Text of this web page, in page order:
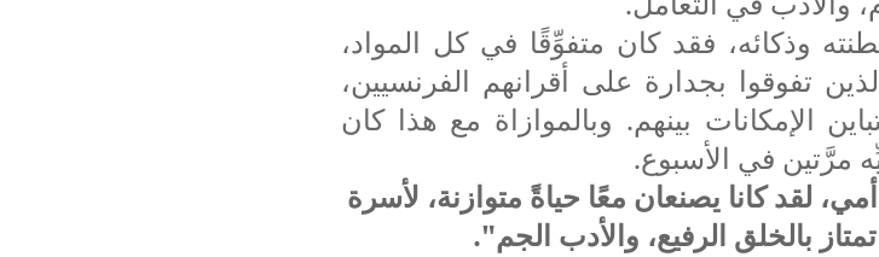
وذكائه، فقد كان متفوِّقًا في كل المواد،
تفوقوا بجدارة على أقرانهم الفرنسيين،
الإمكانات بينهم. وبالموازاة مع هذا كان
مرَّتين في الأسبوع.
لقد كانا يصنعان معًا حياةً متوازنة، لأسرة
بالخلق الرفيع، والأدب الجم".